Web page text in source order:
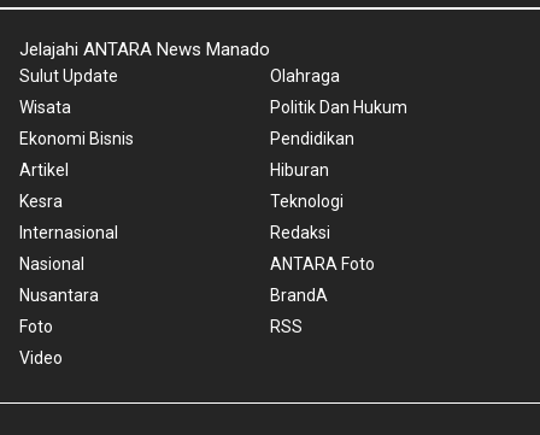
Jelajahi ANTARA News Manado
Sulut Update
Wisata
Ekonomi Bisnis
Artikel
Kesra
Internasional
Nasional
Nusantara
Foto
Video
Olahraga
Politik Dan Hukum
Pendidikan
Hiburan
Teknologi
Redaksi
ANTARA Foto
BrandA
RSS